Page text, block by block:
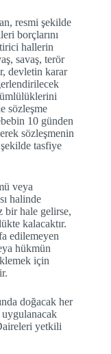
resmi şekilde
borçlarını
hallerin
savaş, terör
devletin karar
sözleşme
10 günden
sözleşmenin
şekilde tasfiye
veya
halinde
bir hale gelirse,
kalacaktır.
edilemeyen
hükmün
için
doğacak her
yetkili